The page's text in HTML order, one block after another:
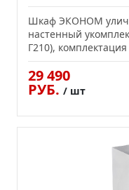
Шкаф ЭКОНОМ
настенный
Г210),
29 490
РУБ. / шт